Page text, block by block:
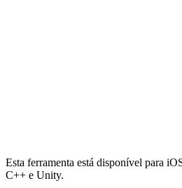
Esta ferramenta está disponível para
C++ e Unity.